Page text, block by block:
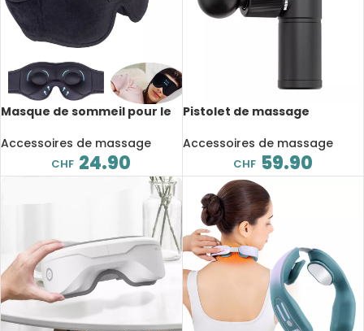
Masque de sommeil pour le
Bluetooth, musique 3D, 10
heures d’autonomie
Accessoires de massage
CHF 24.90
Pistolet de massage
BS200SE, relaxation
musculaire profonde,
fitness
Accessoires de massage
CHF 59.90